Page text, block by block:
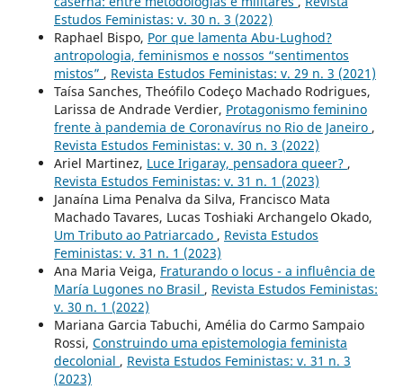
Estudos Feministas: v. 30 n. 3 (2022)
Raphael Bispo, Por que lamenta Abu-Lughod?
antropologia, feminismos e nossos “sentimentos
mistos” , Revista Estudos Feministas: v. 29 n. 3 (2021)
Taísa Sanches, Theófilo Codeço Machado Rodrigues,
Larissa de Andrade Verdier, Protagonismo feminino
frente à pandemia de Coronavírus no Rio de Janeiro ,
Revista Estudos Feministas: v. 30 n. 3 (2022)
Ariel Martinez, Luce Irigaray, pensadora queer? ,
Revista Estudos Feministas: v. 31 n. 1 (2023)
Janaína Lima Penalva da Silva, Francisco Mata
Machado Tavares, Lucas Toshiaki Archangelo Okado,
Um Tributo ao Patriarcado , Revista Estudos
Feministas: v. 31 n. 1 (2023)
Ana Maria Veiga, Fraturando o locus - a influência de
María Lugones no Brasil , Revista Estudos Feministas:
v. 30 n. 1 (2022)
Mariana Garcia Tabuchi, Amélia do Carmo Sampaio
Rossi, Construindo uma epistemologia feminista
decolonial , Revista Estudos Feministas: v. 31 n. 3
(2023)